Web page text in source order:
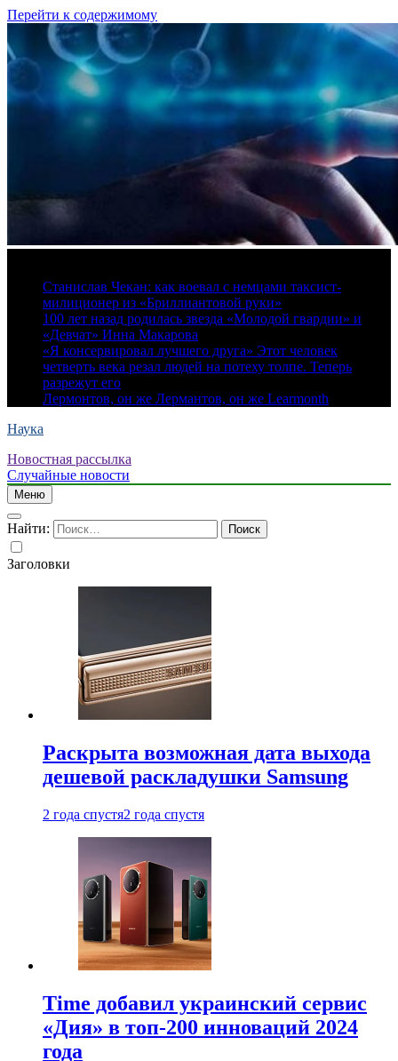
Перейти к содержимому
Станислав Чекан: как воевал с немцами таксист-
милиционер из «Бриллиантовой руки»
100 лет назад родилась звезда «Молодой гвардии» и
«Девчат» Инна Макарова
«Я консервировал лучшего друга» Этот человек
четверть века резал людей на потеху толпе. Теперь
разрежут его
Лермонтов, он же Лермантов, он же Learmonth
Наука
Новостная рассылка
Случайные новости
Меню
Найти:
Заголовки
Раскрыта возможная дата выхода
дешевой раскладушки Samsung
2 года спустя2 года спустя
Time добавил украинский сервис
«Дия» в топ-200 инноваций 2024
года